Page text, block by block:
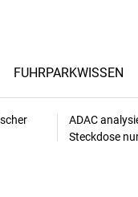
FUHRPARKWISSEN
ADAC
Steckdose